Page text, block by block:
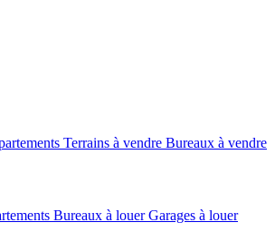
Terrains à vendre Bureaux à vendre
Bureaux à louer Garages à louer